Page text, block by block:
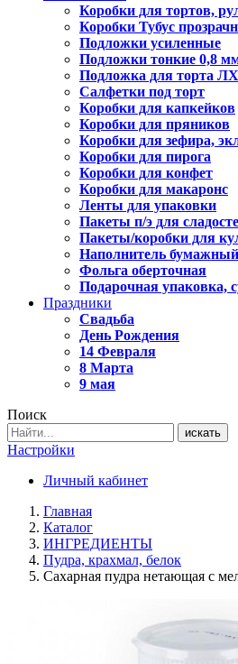
Коробки для тортов,
Коробки Тубус
Подложки усиленные
Подложки тонкие 0,8
Подложка для торта
Салфетки под торт
Коробки для капкейков
Коробки для пряников
Коробки для зефира,
Коробки для пирога
Коробки для конфет
Коробки для макаронс
Ленты для упаковки
Пакеты п/э для
Пакеты/коробки для
Наполнитель
Фольга оберточная
Подарочная упаковка,
Праздники
Свадьба
День Рождения
14 Февраля
8 Марта
9 мая
Поиск
искать
Настройки
Личный кабинет
Главная
Каталог
ИНГРЕДИЕНТЫ
Пудра, крахмал, белок
Сахарная пудра нетающая с